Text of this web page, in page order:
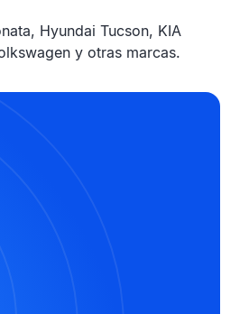
Hyundai Tucson, KIA
y otras marcas.